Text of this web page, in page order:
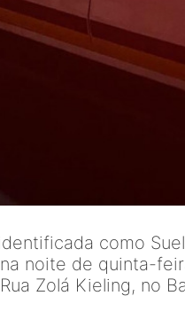
como
noite de quinta-
Zolá Kieling, no